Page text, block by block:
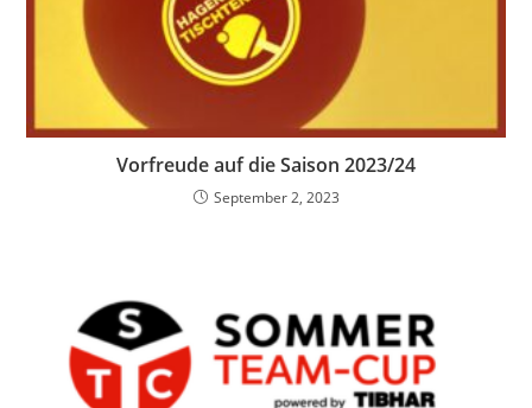
Vorfreude auf die Saison 2023/24
September 2, 2023